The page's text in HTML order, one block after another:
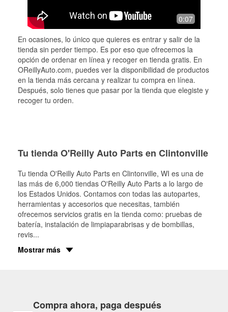
0:07
En ocasiones, lo único que quieres es entrar y salir de la
tienda sin perder tiempo. Es por eso que ofrecemos la
opción de ordenar en línea y recoger en tienda gratis. En
OReillyAuto.com, puedes ver la disponibilidad de productos
en la tienda más cercana y realizar tu compra en línea.
Después, solo tienes que pasar por la tienda que elegiste y
recoger tu orden.
Tu tienda O'Reilly Auto Parts en Clintonville
Tu tienda O'Reilly Auto Parts en Clintonville, WI es una de
las más de 6,000 tiendas O'Reilly Auto Parts a lo largo de
los Estados Unidos. Contamos con todas las autopartes,
herramientas y accesorios que necesitas, también
ofrecemos servicios gratis en la tienda como: pruebas de
batería, instalación de limpiaparabrisas y de bombillas,
revis...
Mostrar más
Compra ahora, paga después